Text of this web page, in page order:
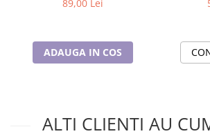
89,00 Lei
ADAUGA IN COS
ALTI CLIENTI AU